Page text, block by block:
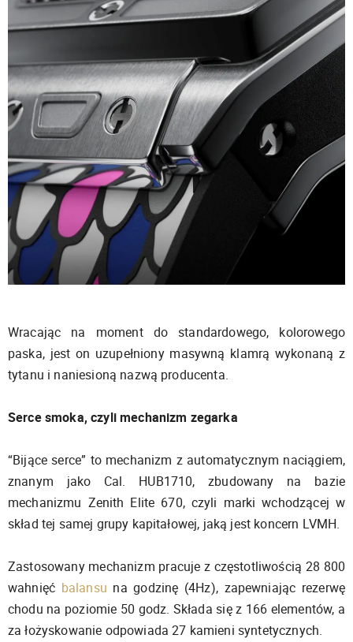
Wracając na moment do standardowego, kolorowego
paska, jest on uzupełniony masywną klamrą wykonaną z
tytanu i naniesioną nazwą producenta.
Serce smoka, czyli mechanizm zegarka
“Bijące serce” to mechanizm z automatycznym naciągiem,
znanym jako Cal. HUB1710, zbudowany na bazie
mechanizmu Zenith Elite 670, czyli marki wchodzącej w
skład tej samej grupy kapitałowej, jaką jest koncern LVMH.
Zastosowany mechanizm pracuje z częstotliwością 28 800
wahnięć balansu na godzinę (4Hz), zapewniając rezerwę
chodu na poziomie 50 godz. Składa się z 166 elementów, a
za łożyskowanie odpowiada 27 kamieni syntetycznych.